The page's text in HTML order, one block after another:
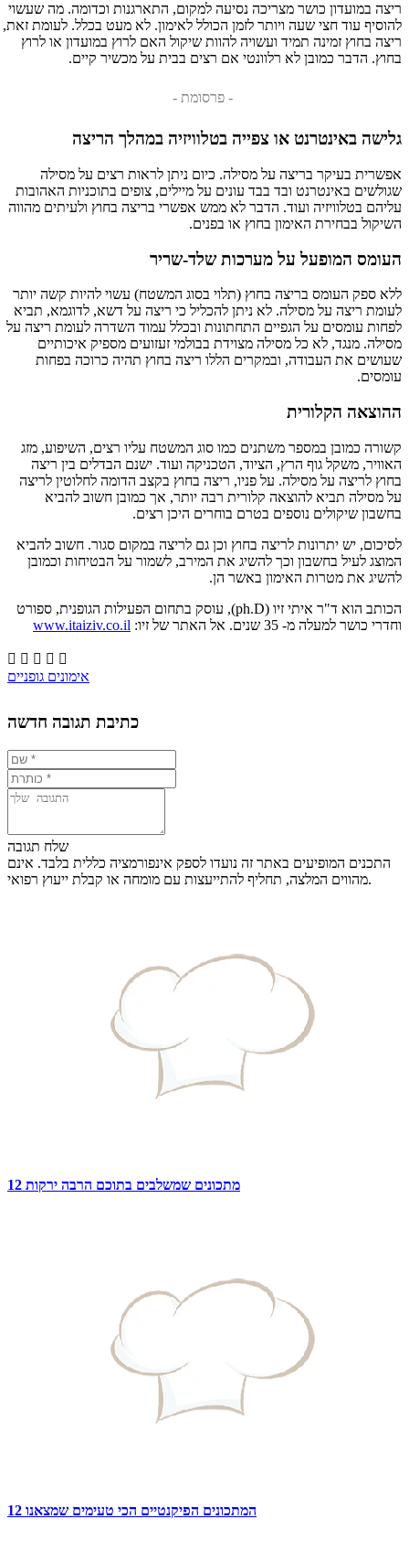
ריצה במועדון כושר מצריכה נסיעה למקום, התארגנות וכדומה. מה שעשוי
להוסיף עוד חצי שעה ויותר לזמן הכולל לאימון. לא מעט בכלל. לעומת זאת,
ריצה בחוץ זמינה תמיד ועשויה להוות שיקול האם לרוץ במועדון או לרוץ
בחוץ. הדבר כמובן לא רלוונטי אם רצים בבית על מכשיר קיים.
- פרסומת -
גלישה באינטרנט או צפייה בטלוויזיה במהלך הריצה
אפשרית בעיקר בריצה על מסילה. כיום ניתן לראות רצים על מסילה
שגולשים באינטרנט ובד בבד עונים על מיילים, צופים בתוכניות האהובות
עליהם בטלוויזיה ועוד. הדבר לא ממש אפשרי בריצה בחוץ ולעיתים מהווה
השיקול בבחירת האימון בחוץ או בפנים.
העומס המופעל על מערכות שלד-שריר
ללא ספק העומס בריצה בחוץ (תלוי בסוג המשטח) עשוי להיות קשה יותר
לעומת ריצה על מסילה. לא ניתן להכליל כי ריצה על דשא, לדוגמא, תביא
לפחות עומסים על הגפיים התחתונות ובכלל עמוד השדרה לעומת ריצה על
מסילה. מנגד, לא כל מסילה מצוידת בבולמי זעזועים מספיק איכותיים
שעושים את העבודה, ובמקרים הללו ריצה בחוץ תהיה כרוכה בפחות
עומסים.
ההוצאה הקלורית
קשורה כמובן במספר משתנים כמו סוג המשטח עליו רצים, השיפוע, מזג
האוויר, משקל גוף הרץ, הציוד, הטכניקה ועוד. ישנם הבדלים בין ריצה
בחוץ לריצה על מסילה. על פניו, ריצה בחוץ בקצב הדומה לחלוטין לריצה
על מסילה תביא להוצאה קלורית רבה יותר, אך כמובן חשוב להביא
בחשבון שיקולים נוספים בטרם בוחרים היכן רצים.
לסיכום, יש יתרונות לריצה בחוץ וכן גם לריצה במקום סגור. חשוב להביא
המוצג לעיל בחשבון וכך להשיג את המירב, לשמור על הבטיחות וכמובן
להשיג את מטרות האימון באשר הן.
הכותב הוא ד"ר איתי זיו (ph.D), עוסק בתחום הפעילות הגופנית, ספורט
וחדרי כושר למעלה מ- 35 שנים. אל האתר של זיו:
www.itaiziv.co.il
    
אימונים גופניים
כתיבת תגובה חדשה
שלח תגובה
התכנים המופיעים באתר זה נועדו לספק אינפורמציה כללית בלבד. אינם
מהווים המלצה, תחליף להתייעצות עם מומחה או קבלת ייעוץ רפואי.
12 מתכונים שמשלבים בתוכם הרבה ירקות
12 המתכונים הפיקנטיים הכי טעימים שמצאנו